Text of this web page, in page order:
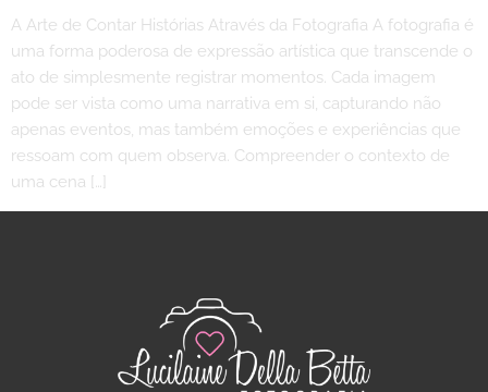
A Arte de Contar Histórias Através da Fotografia A fotografia é
uma forma poderosa de expressão artística que transcende o
ato de simplesmente registrar momentos. Cada imagem
pode ser vista como uma narrativa em si, capturando não
apenas eventos, mas também emoções e experiências que
ressoam com quem observa. Compreender o contexto de
uma cena […]